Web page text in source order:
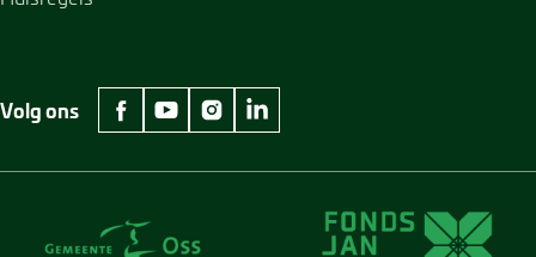
Volg ons
facebook Museum Jan Cunen
youtube Museum Jan Cunen
instagram Museum Jan Cunen
linkedin Museum Jan Cunen